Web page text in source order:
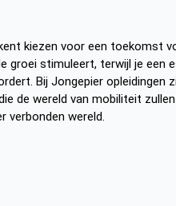
kiezen voor een toekomst
groei stimuleert, terwijl je een
Bij Jongepier opleidingen
de wereld van mobiliteit
verbonden wereld.